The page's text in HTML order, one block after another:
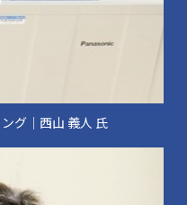
グ│西山 義人 氏